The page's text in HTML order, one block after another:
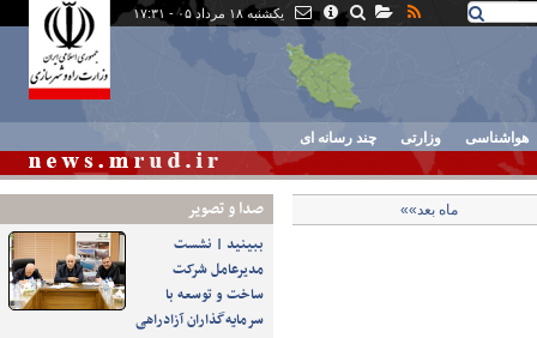
یکشنبه ۱۸ مرداد ۰۵ - ۱۷:۳۱
هواشناسی وزارتی چند رسانه ای
صدا و تصوير
ببینید | نشست
مدیرعامل شرکت
ساخت و توسعه با
سرمایه‌گذاران آزادراهی
ماه بعد»»